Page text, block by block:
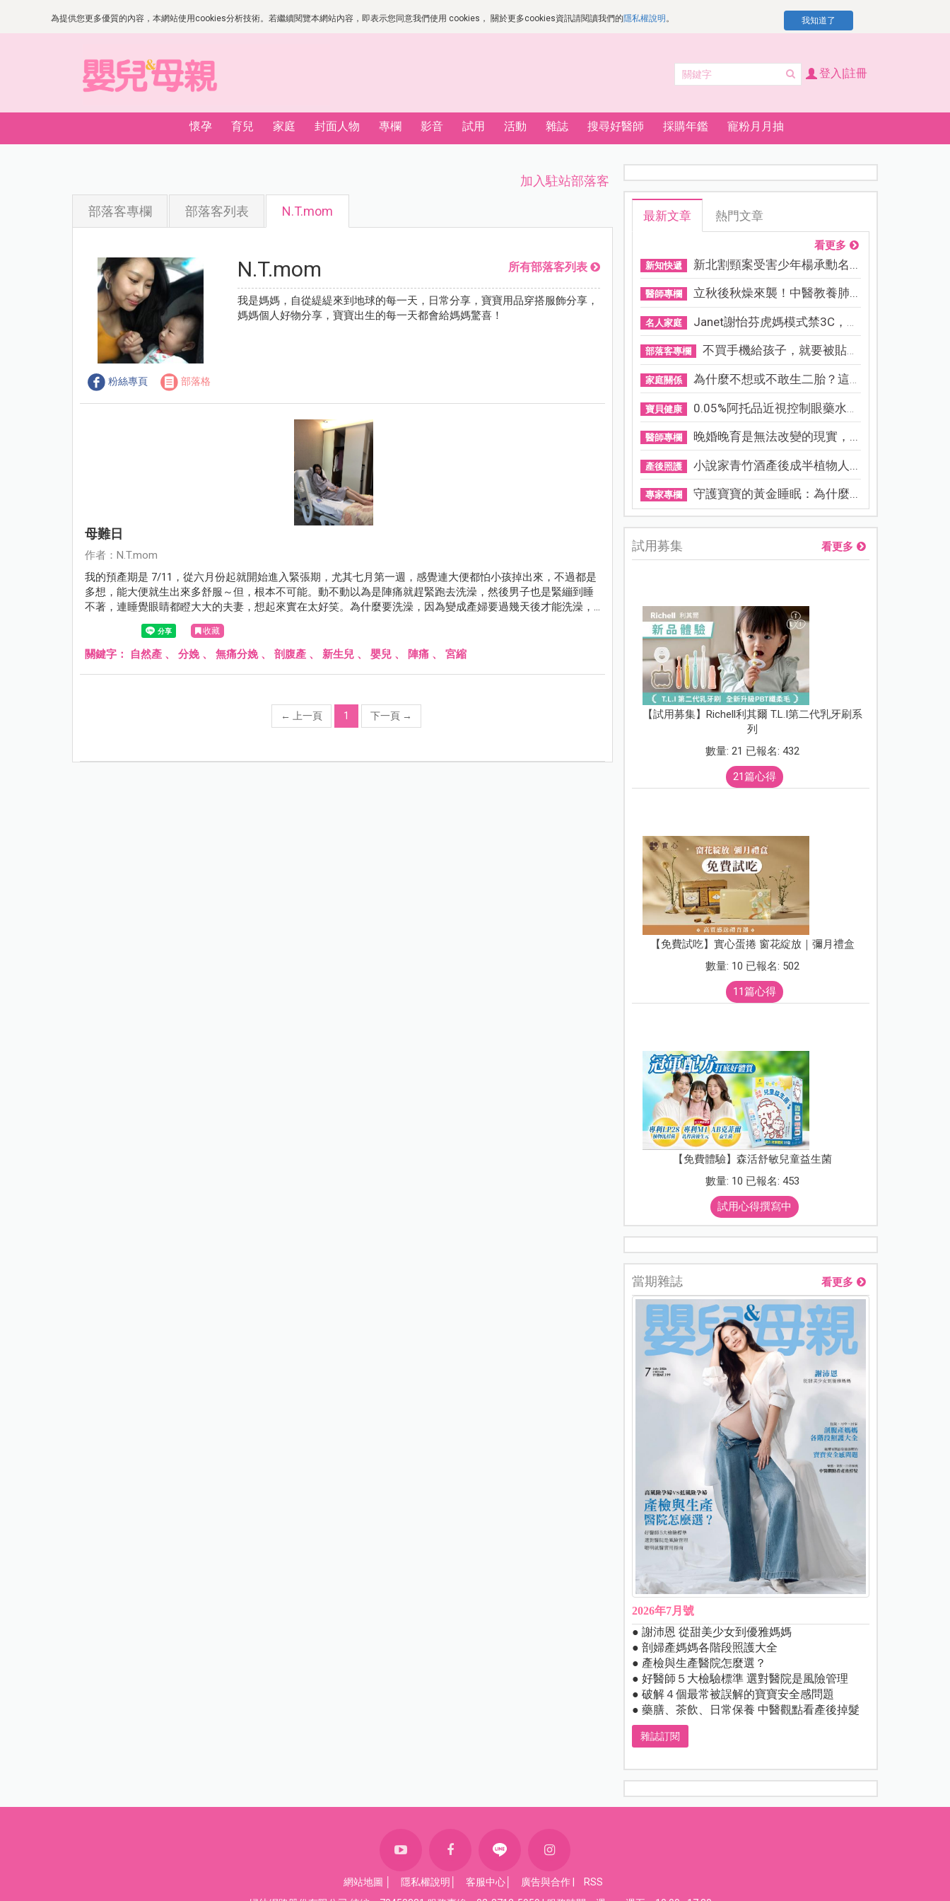
為提供您更多優質的內容，本網站使用cookies分析技術。若繼續閱覽本網站內容，即表示您同意我們使用 cookies， 關於更多cookies資訊請閱讀我們的隱私權說明 。 我知道了
登入|註冊
懷孕 育兒 家庭 封面人物 專欄 影音 試用 活動 雜誌 搜尋好醫師 採購年鑑 寵粉月月抽
加入駐站部落客
部落客專欄 部落客列表 N.T.mom
粉絲專頁 部落格
N.T.mom 所有部落客列表
我是媽媽，自從緹緹來到地球的每一天，日常分享，寶寶用品穿搭服飾分享，
媽媽個人好物分享，寶寶出生的每一天都會給媽媽驚喜！
母難日
作者：N.T.mom
我的預產期是 7/11，從六月份起就開始進入緊張期，尤其七月第一週，感覺連大便都怕小孩掉出來，不過都是
多想，能大便就生出來多舒服～但，根本不可能。動不動以為是陣痛就趕緊跑去洗澡，然後男子也是緊繃到睡
不著，連睡覺眼睛都瞪大大的夫妻，想起來實在太好笑。為什麼要洗澡，因為變成產婦要過幾天後才能洗澡，
收藏
關鍵字： 自然產 、 分娩、 無痛分娩、 剖腹產 、 新生兒 、 嬰兒 、 陣痛 、 宮縮
← 上一頁 1 下一頁 →
最新文章 熱門文章
看更多
新知快遞 新北割頸案受害少年楊承勳名...
醫師專欄 立秋後秋燥來襲！中醫教養肺...
名人家庭 Janet謝怡芬虎媽模式禁3C，看...
部落客專欄 不買手機給孩子，就要被貼「...
家庭關係 為什麼不想或不敢生二胎？這8...
寶貝健康 0.05%阿托品近視控制眼藥水納...
醫師專欄 晚婚晚育是無法改變的現實，...
產後照護 小說家青竹酒產後成半植物人...
專家專欄 守護寶寶的黃金睡眠：為什麼...
試用募集 看更多
【試用募集】Richell利其爾 T.L.I第二代乳牙刷系
列
數量: 21 已報名: 432
21篇心得
【免費試吃】實心蛋捲 窗花綻放｜彌月禮盒
數量: 10 已報名: 502
11篇心得
【免費體驗】森活舒敏兒童益生菌
數量: 10 已報名: 453
試用心得撰寫中
當期雜誌 看更多
2026年7月號
● 謝沛恩 從甜美少女到優雅媽媽
● 剖婦產媽媽各階段照護大全
● 產檢與生產醫院怎麼選？
● 好醫師５大檢驗標準 選對醫院是風險管理
● 破解４個最常被誤解的寶寶安全感問題
● 藥膳、茶飲、日常保養 中醫觀點看產後掉髮
雜誌訂閱
網站地圖 隱私權說明 客服中心 廣告與合作
RSS